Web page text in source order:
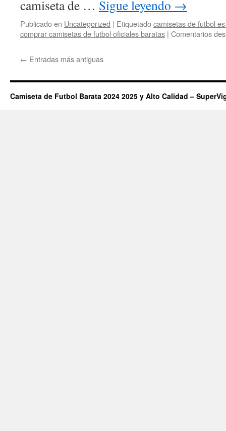
camiseta de … Sigue leyendo →
Publicado en Uncategorized | Etiquetadocamisetas de futbol
comprar camisetas de futbol oficiales baratas | Comentarios
← Entradas más antiguas
Camiseta de Futbol Barata 2024 2025 y Alto Calidad –